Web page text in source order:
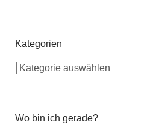
Kategorien
Wo bin ich gerade?